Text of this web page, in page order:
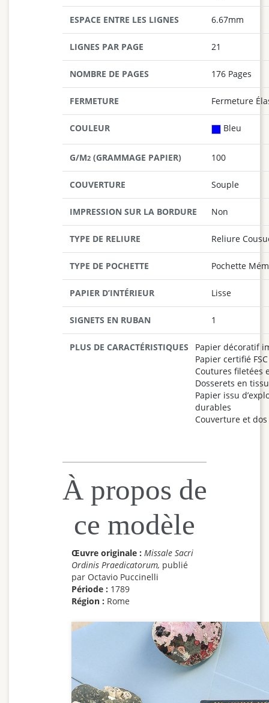
ESPACE ENTRE LES LIGNES 6.67mm
LIGNES PAR PAGE 21
NOMBRE DE PAGES 176 Pages
FERMETURE Fermeture
COULEUR Bleu
G/M2(GRAMMAGE PAPIER) 100
COUVERTURE Souple
IMPRESSION SUR LA BORDURE Non
TYPE DE RELIURE Reliure
TYPE DE POCHETTE Pochette
PAPIER D’INTÉRIEUR Lisse
SIGNETS EN RUBAN 1
PLUS DE CARACTÉRISTIQUES
Papier décoratif
Papier certifié FSC
Coutures filetées
Dosserets en tissu
Papier issu
durables
Couverture et
À propos de
ce modèle
Œuvre originale : Missale Sacri
Ordinis Praedicatorum, publié
par Octavio Puccinelli
Période : 1789
Région : Rome